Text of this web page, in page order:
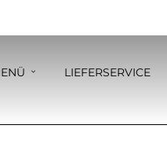
LIEFERSERVICE